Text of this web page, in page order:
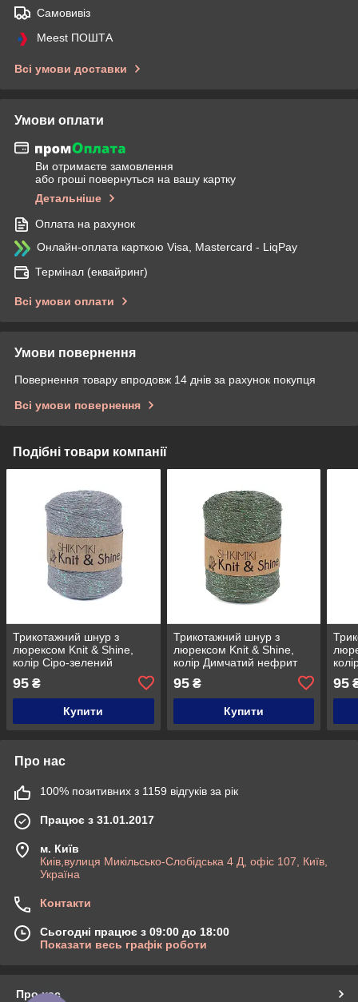
Самовивіз
Meest ПОШТА
Всі умови доставки
Умови оплати
Ви отримаєте замовлення
або гроші повернуться на вашу картку
Детальніше
Оплата на рахунок
Онлайн-оплата карткою Visa, Mastercard - LiqPay
Термінал (еквайринг)
Всі умови оплати
Умови повернення
Повернення товару впродовж 14 днів за рахунок покупця
Всі умови повернення
Подібні товари компанії
Трикотажний шнур з
люрексом Knit & Shine,
колір Сіро-зелений
95 ₴
Купити
Трикотажний шнур з
люрексом Knit & Shine,
колір Димчатий нефрит
95₴
Купити
95
Про нас
100% позитивних з 1159 відгуків за рік
Працює з 31.01.2017
м. Київ
Киів,вулиця Микільсько-Слобідська 4 Д, офіс 107, Київ,
Україна
Контакти
Сьогодні працює з 09:00 до 18:00
Показати весь графік роботи
Про нас